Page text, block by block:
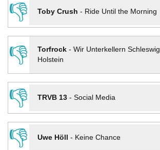
👎
Toby Crush - Ride Until the Morning
👎
Torfrock- Wir Unterkellern Schleswig
Holstein
👎
TRVB 13- Social Media
👎
Uwe Höll - Keine Chance